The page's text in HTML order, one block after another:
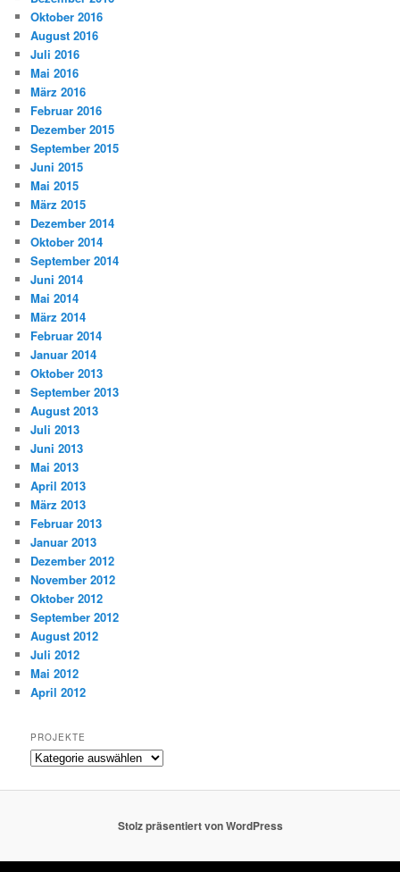
Oktober 2016
August 2016
Juli 2016
Mai 2016
März 2016
Februar 2016
Dezember 2015
September 2015
Juni 2015
Mai 2015
März 2015
Dezember 2014
Oktober 2014
September 2014
Juni 2014
Mai 2014
März 2014
Februar 2014
Januar 2014
Oktober 2013
September 2013
August 2013
Juli 2013
Juni 2013
Mai 2013
April 2013
März 2013
Februar 2013
Januar 2013
Dezember 2012
November 2012
Oktober 2012
September 2012
August 2012
Juli 2012
Mai 2012
April 2012
PROJEKTE
Projekte
Stolz präsentiert von WordPress